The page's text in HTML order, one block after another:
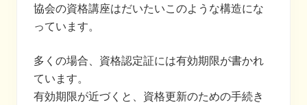
協会の資格講座はだいたいこのような構造にな
っています。
多くの場合、資格認定証には有効期限が書かれ
ています。
有効期限が近づくと、資格更新のための手続き